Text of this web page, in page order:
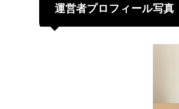
運営者プロフィール写真